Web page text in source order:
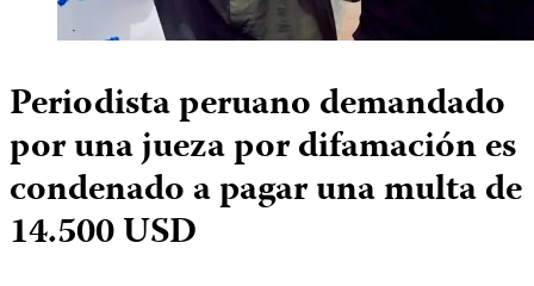
Periodista peruano demandado
por una jueza por difamación es
condenado a pagar una multa de
14.500 USD